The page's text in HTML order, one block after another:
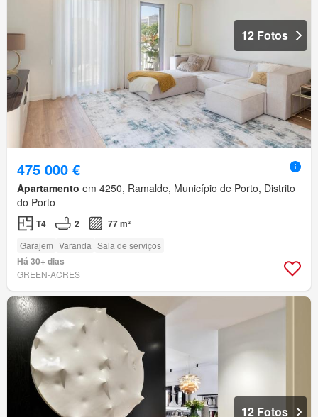
12 Fotos
475 000 €
Apartamento em 4250, Ramalde, Município de Porto, Distrito
do Porto
T4 2 77 m²
Garajem Varanda Sala de serviços
Há 30+ dias
GREEN-ACRES
12 Fotos